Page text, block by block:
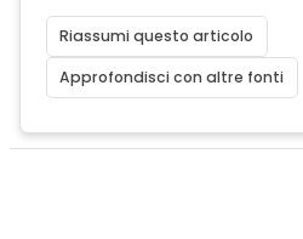
Riassumi questo articolo
Approfondisci con altre fonti